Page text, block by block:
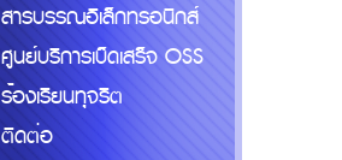
สารบรรณอิเล็กทรอนิกส์
ศูนย์บริการเบ็ดเสร็จ OSS
ร้องเรียนทุจริต
ติดต่อ